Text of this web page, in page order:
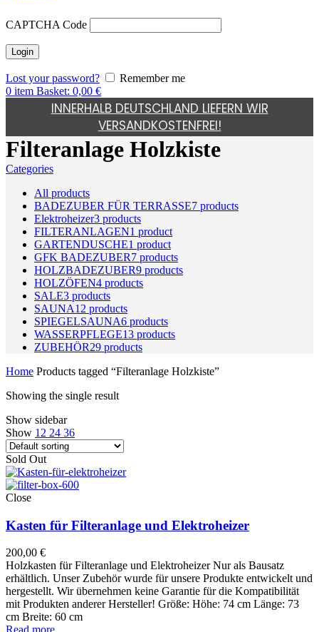
CAPTCHA Code
Lost your password?
Remember me
0 item Basket: 0,00 €
INNERHALB DEUTSCHLAND LIEFERN WIR
VERSANDKOSTENFREI!
Filteranlage Holzkiste
Categories
All products
BADEZUBER FÜR TERRASSE7 products
Elektroheizer3 products
FILTERANLAGEN1 product
GARTENDUSCHE1 product
GFK BADEZUBER7 products
HOLZBADEZUBER9 products
HOLZÖFEN4 products
SALE3 products
SAUNA12 products
SPIEGELSAUNA6 products
WASSERPFLEGE13 products
ZUBEHÖR29 products
Home Products tagged “Filteranlage Holzkiste”
Showing the single result
Show sidebar
Show 12 24 36
Sold Out
Close
Kasten für Filteranlage und Elektroheizer
200,00 €
Holzkasten für Filteranlage und Elektroheizer Nur als Bausatz
erhältlich. Unser Zubehör wurde für unsere Produkte entwickelt und
hergestellt. Wir übernehmen keine Garantie für die Kompatibilität
mit Produkten anderer Hersteller! Größe: Höhe: 74 cm Länge: 73
cm Breite: 60 cm